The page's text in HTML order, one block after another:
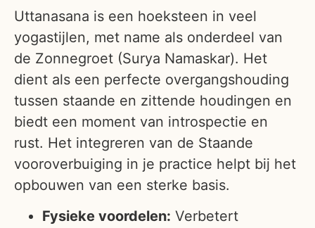
Uttanasana is een hoeksteen in veel
yogastijlen, met name als onderdeel van
de Zonnegroet (Surya Namaskar). Het
dient als een perfecte overgangshouding
tussen staande en zittende houdingen en
biedt een moment van introspectie en
rust. Het integreren van de Staande
vooroverbuiging in je practice helpt bij het
opbouwen van een sterke basis.
Fysieke voordelen: Verbetert